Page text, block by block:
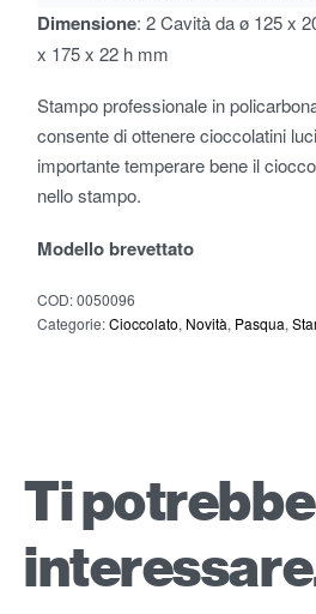
Dimensione: 2 Cavità da ø 125 x
x 175 x 22 h mm
Stampo professionale in
consente di ottenere cioccolatini
importante temperare bene il
nello stampo.
Modello brevettato
COD:0050096
Categorie:Cioccolato, Novità, Pasqua,
Ti potrebbe